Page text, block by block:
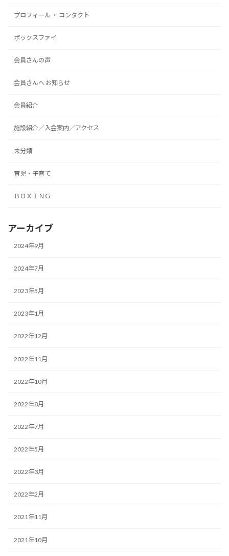
プロフィール ・ コンタクト
ボックスファイ
会員さんの声
会員さんへ お知らせ
会員紹介
施設紹介／入会案内／アクセス
未分類
育児・子育て
ＢＯＸＩＮＧ
アーカイブ
2024年9月
2024年7月
2023年5月
2023年1月
2022年12月
2022年11月
2022年10月
2022年8月
2022年7月
2022年5月
2022年3月
2022年2月
2021年11月
2021年10月